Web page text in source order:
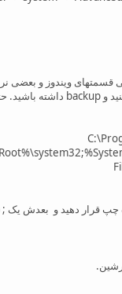
ویندوز و بعضی
قرار دهید و بعدش یک ;